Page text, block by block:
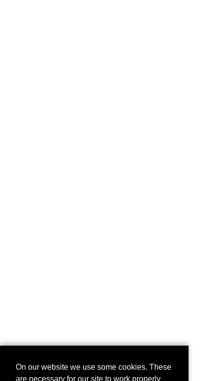
On our website we use some cookies. These
are necessary for our site to work properly